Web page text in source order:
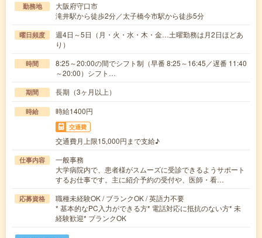
勤務地
大阪府守口市
滝井駅から徒歩2分／太子橋今市駅から徒歩5分
曜日頻度
週4日～5日（月・火・水・木・金…土曜勤務は月2日ほどあ
り）
時間
8:25～20:00の間でシフト制（早番 8:25～16:45／遅番 11:40
～20:00）シフト…
期間 長期（3ヶ月以上）
時給 時給1400円
交通費
交通費月上限15,000円まで支給♪
仕事内容
一般事務
大学病院内で、患者様がスムーズに受診できるようサポート
するお仕事です。主に紹介予約の受付や、医師・看…
応募資格
職種未経験OK / ブランクOK / 英語力不要
* 基本的なPC入力ができる方* 電話対応に抵抗のない方* 未
経験歓迎* ブランクOK